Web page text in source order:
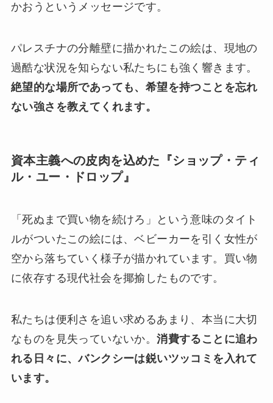
かおうというメッセージです。
パレスチナの分離壁に描かれたこの絵は、現地の
過酷な状況を知らない私たちにも強く響きます。
絶望的な場所であっても、希望を持つことを忘れ
ない強さを教えてくれます。
資本主義への皮肉を込めた『ショップ・ティ
ル・ユー・ドロップ』
「死ぬまで買い物を続けろ」という意味のタイト
ルがついたこの絵には、ベビーカーを引く女性が
空から落ちていく様子が描かれています。買い物
に依存する現代社会を揶揄したものです。
私たちは便利さを追い求めるあまり、本当に大切
なものを見失っていないか。消費することに追わ
れる日々に、バンクシーは鋭いツッコミを入れて
います。